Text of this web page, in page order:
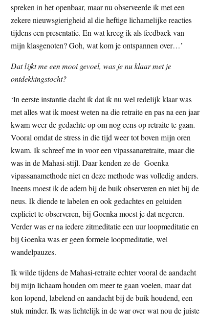
spreken in het openbaar, maar nu observeerde ik met een
zekere nieuwsgierigheid al die heftige lichamelijke reacties
tijdens een presentatie. En wat kreeg ik als feedback van
mijn klasgenoten? Goh, wat kom je ontspannen over…’
Dat lijkt me een mooi gevoel, was je nu klaar met je
ontdekkingstocht?
‘In eerste instantie dacht ik dat ik nu wel redelijk klaar was
met alles wat ik moest weten na die retraite en pas na een jaar
kwam weer de gedachte op om nog eens op retraite te gaan.
Vooral omdat de stress in die tijd weer tot boven mijn oren
kwam. Ik schreef me in voor een vipassanaretraite, maar die
was in de Mahasi-stijl. Daar kenden ze de Goenka
vipassanamethode niet en deze methode was volledig anders.
Ineens moest ik de adem bij de buik observeren en niet bij de
neus. Ik diende te labelen en ook gedachtes en geluiden
expliciet te observeren, bij Goenka moest je dat negeren.
Verder was er na iedere zitmeditatie een uur loopmeditatie en
bij Goenka was er geen formele loopmeditatie, wel
wandelpauzes.
Ik wilde tijdens de Mahasi-retraite echter vooral de aandacht
bij mijn lichaam houden om meer te gaan voelen, maar dat
kon lopend, labelend en aandacht bij de buik houdend, een
stuk minder. Ik was lichtelijk in de war over wat nou de juiste